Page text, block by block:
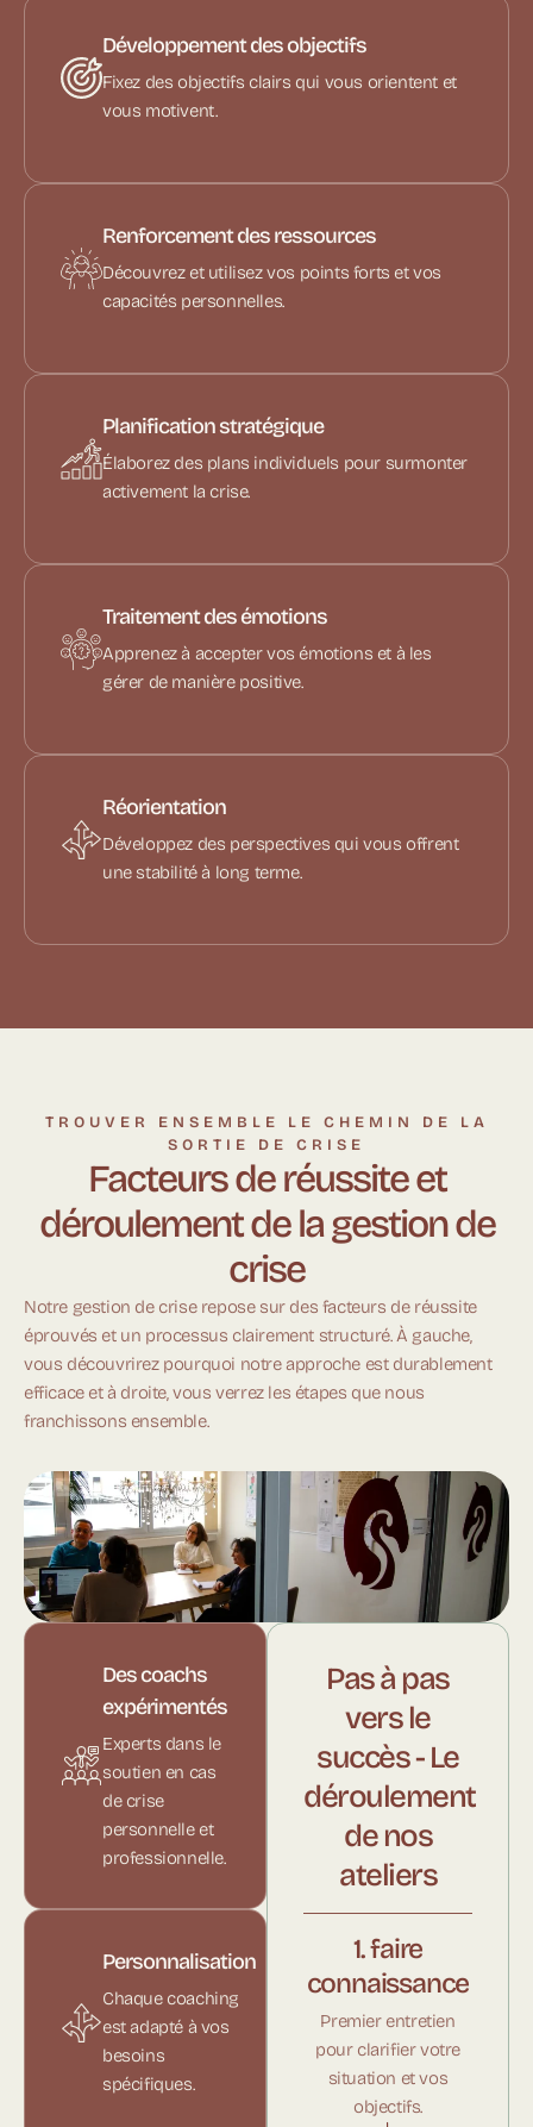
Développement des objectifs
Fixez des objectifs clairs qui vous orientent et
vous motivent.
Renforcement des ressources
Découvrez et utilisez vos points forts et vos
capacités personnelles.
Planification stratégique
Élaborez des plans individuels pour surmonter
activement la crise.
Traitement des émotions
Apprenez à accepter vos émotions et à les
gérer de manière positive.
Réorientation
Développez des perspectives qui vous offrent
une stabilité à long terme.
TROUVER ENSEMBLE LE CHEMIN DE LA
SORTIE DE CRISE
Facteurs de réussite et
déroulement de la gestion de
crise
Notre gestion de crise repose sur des facteurs de réussite
éprouvés et un processus clairement structuré. À gauche,
vous découvrirez pourquoi notre approche est durablement
efficace et à droite, vous verrez les étapes que nous
franchissons ensemble.
Des coachs
expérimentés
Experts dans le
soutien en cas
de crise
personnelle et
professionnelle.
Personnalisation
Chaque coaching
est adapté à vos
besoins
spécifiques.
Pas à pas
vers le
succès - Le
déroulement
de nos
ateliers
1. faire
connaissance
Premier entretien
pour clarifier votre
situation et vos
objectifs.